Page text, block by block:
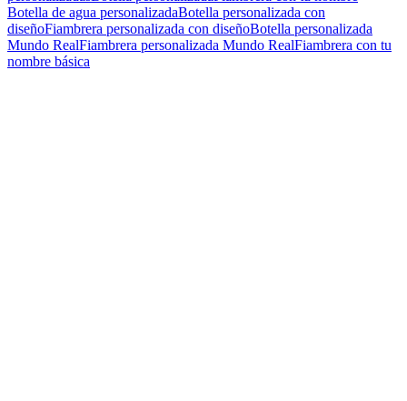
Botella de agua personalizadaBotella personalizada con
diseñoFiambrera personalizada con diseñoBotella personalizada
Mundo RealFiambrera personalizada Mundo RealFiambrera con tu
nombre básica